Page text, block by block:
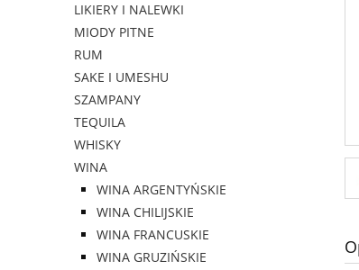
LIKIERY I NALEWKI
MIODY PITNE
RUM
SAKE I UMESHU
SZAMPANY
TEQUILA
WHISKY
WINA
WINA ARGENTYŃSKIE
WINA CHILIJSKIE
WINA FRANCUSKIE
WINA GRUZIŃSKIE